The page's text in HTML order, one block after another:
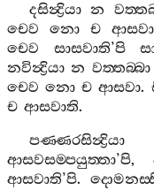
දසින්‍ද්‍රියා න
චෙව
නො ච
චෙව
සාසවාති’පි
නවින්‍ද්‍රියා න වත‍්තබ‍්බා
චෙව නො ච ආසවා.
ච ආසවාති.
පණ‍්ණරසින්‍ද්‍රියා
ආසවසම‍්පයුත‍්තා’පි,
ආසවාති’පි.